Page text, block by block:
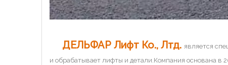
ДЕЛЬФАР Лифт Ко., Лтд. является
и обрабатывает лифты и детали.Компания основана в